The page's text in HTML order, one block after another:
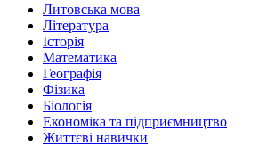
Литовська мова
Література
Історія
Математика
Географія
Фізика
Біологія
Економіка та підприємництво
Життєві навички